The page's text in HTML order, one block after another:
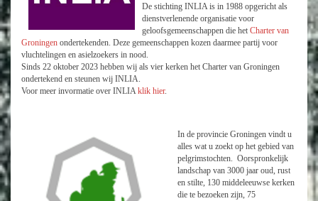
De stichting INLIA is in 1988 opgericht als
dienstverlenende organisatie voor
geloofsgemeenschappen die het Charter van
Groningen ondertekenden. Deze gemeenschappen kozen daarmee partij voor
vluchtelingen en asielzoekers in nood.
Sinds 22 oktober 2023 hebben wij als vier kerken het Charter van Groningen
ondertekend en steunen wij INLIA.
Voor meer invormatie over INLIAklik hier.
In de provincie Groningen vindt u
alles wat u zoekt op het gebied van
pelgrimstochten. Oorspronkelijk
landschap van 3000 jaar oud, rust
en stilte, 130 middeleeuwse kerken
die te bezoeken zijn, 75